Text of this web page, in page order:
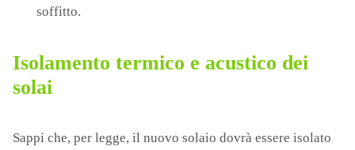
soffitto.
Isolamento termico e acustico dei
solai
Sappi che, per legge, il nuovo solaio dovrà essere isolato